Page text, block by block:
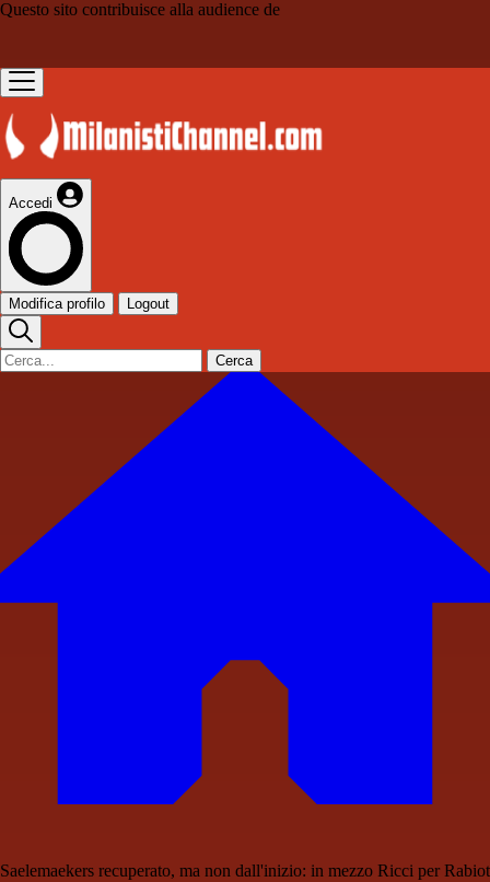
Questo sito contribuisce alla audience de
Accedi
Modifica profilo Logout
Cerca
Saelemaekers recuperato, ma non dall'inizio: in mezzo Ricci per Rabiot